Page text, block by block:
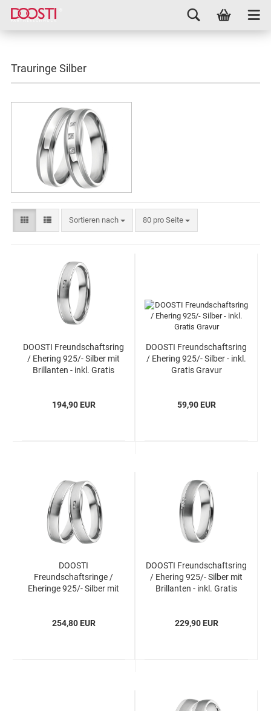
Trauringe Silber
Sortieren nach 80 pro Seite
DOOSTI Freundschaftsring
/ Ehering 925/- Silber mit
Brillanten - inkl. Gratis
194,90 EUR
DOOSTI Freundschaftsring
/ Ehering 925/- Silber - inkl.
Gratis Gravur
59,90 EUR
DOOSTI
Freundschaftsringe /
Eheringe 925/- Silber mit
254,80 EUR
DOOSTI Freundschaftsring
/ Ehering 925/- Silber mit
Brillanten - inkl. Gratis
229,90 EUR